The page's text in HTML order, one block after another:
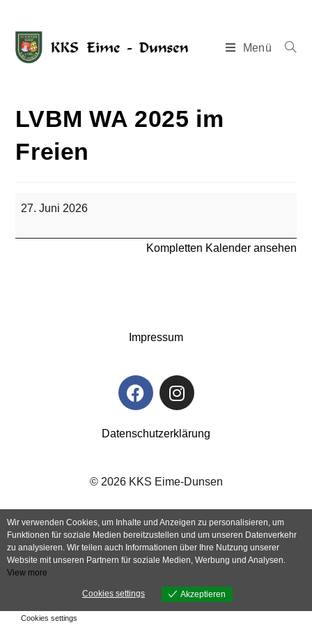
Menü
LVBM WA 2025 im
Freien
27. Juni 2026
Kompletten Kalender ansehen
Impressum
Datenschutzerklärung
© 2026 KKS Eime-Dunsen
Wir verwenden Cookies, um Inhalte und Anzeigen zu personalisieren, um
Funktionen für soziale Medien bereitzustellen und um unseren Datenverkehr
zu analysieren. Wir teilen auch Informationen über Ihre Nutzung unserer
Website mit unseren Partnern für soziale Medien, Werbung und Analysen.
View more
Cookies settings Akzeptieren
Cookies settings